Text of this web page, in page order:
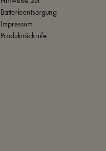
Batterieentsorgung
Impressum
Produktrückrufe